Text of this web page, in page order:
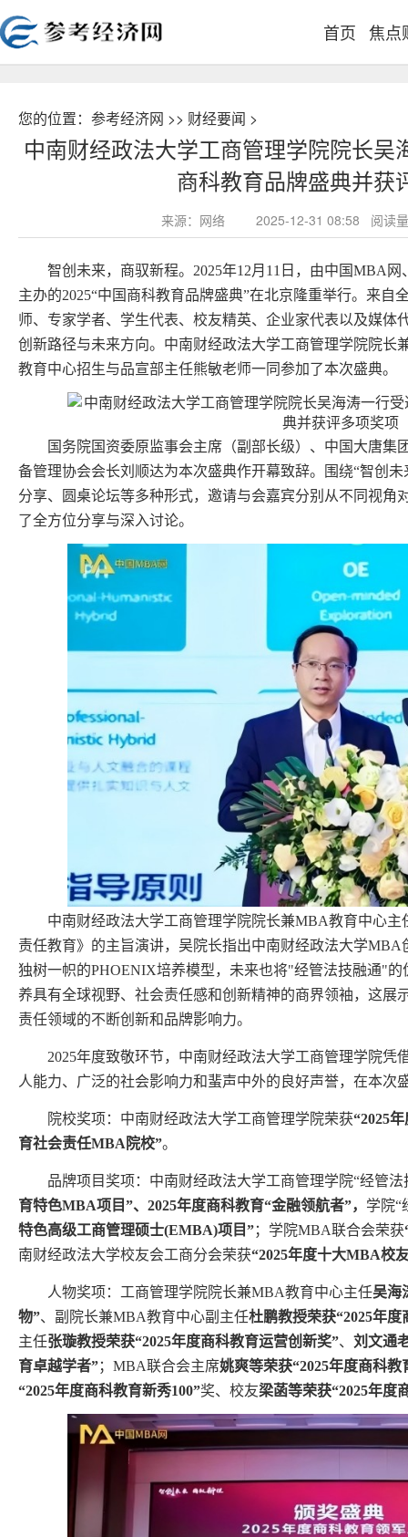
首页 焦点
您的位置： 参考经济网 >> 财经要闻 >
中南财经政法大学工商管理学院院长吴
商科教育品牌盛典并获
来源：网络 2025-12-31 08:58 阅读
智创未来，商驭新程。2025年12月11日，由中国MBA
主办的2025“中国商科教育品牌盛典”在北京隆重举行。来自
师、专家学者、学生代表、校友精英、企业家代表以及媒体
创新路径与未来方向。中南财经政法大学工商管理学院院
教育中心招生与品宣部主任熊敏老师一同参加了本次盛典。
国务院国资委原监事会主席（副部长级）、中国大唐集
备管理协会会长刘顺达为本次盛典作开幕致辞。围绕“智创
分享、圆桌论坛等多种形式，邀请与会嘉宾分别从不同视角
了全方位分享与深入讨论。
中南财经政法大学工商管理学院院长兼MBA教育中心
责任教育》的主旨演讲，吴院长指出中南财经政法大学
独树一帜的PHOENIX培养模型，未来也将"经管法技融通"
养具有全球视野、社会责任感和创新精神的商界领袖，这展
责任领域的不断创新和品牌影响力。
2025年度致敬环节，中南财经政法大学工商管理学院凭
人能力、广泛的社会影响力和蜚声中外的良好声誉，在本次
院校奖项：中南财经政法大学工商管理学院荣获“2025
育社会责任MBA院校”。
品牌项目奖项：中南财经政法大学工商管理学院“经管
育特色MBA项目”、2025年度商科教育“金融领航者”， 学院“
特色高级工商管理硕士(EMBA)项目”；学院MBA联合会荣获
南财经政法大学校友会工商分会荣获“2025年度十大MBA校
人物奖项：工商管理学院院长兼MBA教育中心主任吴海
物”、副院长兼MBA教育中心副主任杜鹏教授荣获“2025年度
主任张璇教授荣获“2025年度商科教育运营创新奖”、 刘文通
育卓越学者”；MBA联合会主席姚爽等荣获“2025年度商科
“2025年度商科教育新秀100”奖、校友梁菡等荣获“2025年度